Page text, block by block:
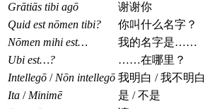
Grātiās tibi agō
谢谢你
Quid est nōmen tibi?
你叫什么名字？
Nōmen mihi est…
我的名字是……
Ubi est…?
……在哪里？
Intellegō / Nōn intellegō 我明白 / 我不明白
Ita / Minimē
是 / 不是